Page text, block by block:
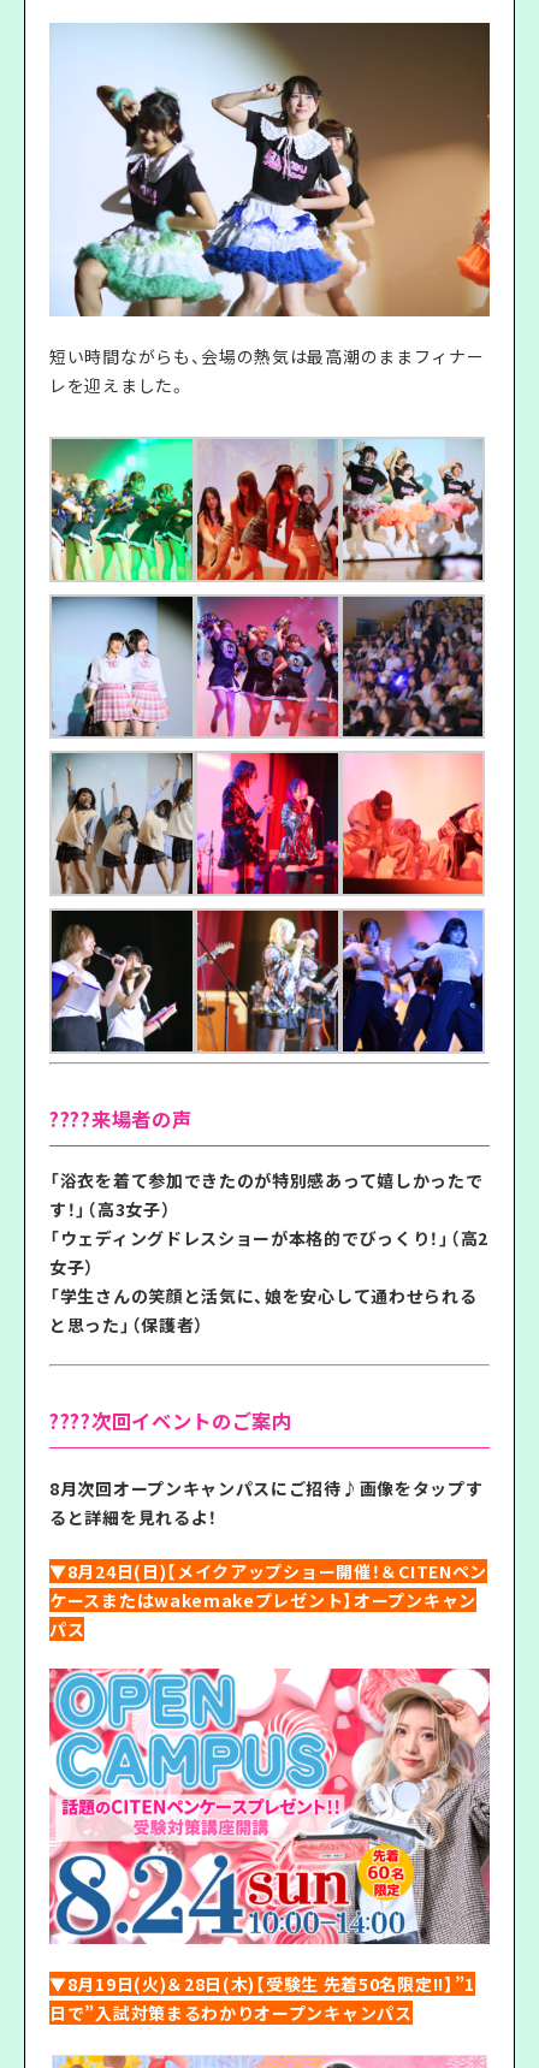
短い時間ながらも、会場の熱気は最高潮のままフィナー
レを迎えました。
????来場者の声
「浴衣を着て参加できたのが特別感あって嬉しかったで
す！」（高3女子）
「ウェディングドレスショーが本格的でびっくり！」（高2
女子）
「学生さんの笑顔と活気に、娘を安心して通わせられる
と思った」（保護者）
????次回イベントのご案内
8月次回オープンキャンパスにご招待♪画像をタップす
ると詳細を見れるよ！
▼8月24日(日)【メイクアップショー開催！＆CITENペン
ケースまたはwakemakeプレゼント】オープンキャン
パス
▼8月19日(火)＆28日(木)【受験生 先着50名限定!!】”1
日で”入試対策まるわかりオープンキャンパス